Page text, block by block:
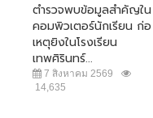
ตำรวจพบข้อมูลสำคัญใน
คอมพิวเตอร์นักเรียน ก่อ
เหตุยิงในโรงเรียน
เทพศิรินทร์...
7 สิงหาคม 2569
14,635